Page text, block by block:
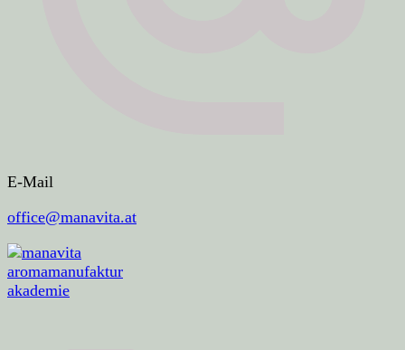
E-Mail
office@manavita.at